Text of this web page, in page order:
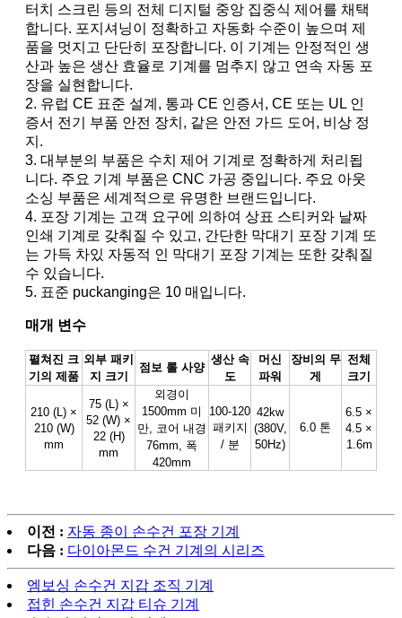
터치 스크린 등의 전체 디지털 중앙 집중식 제어를 채택
합니다. 포지셔닝이 정확하고 자동화 수준이 높으며 제
품을 멋지고 단단히 포장합니다. 이 기계는 안정적인 생
산과 높은 생산 효율로 기계를 멈추지 않고 연속 자동 포
장을 실현합니다.
2. 유럽 CE 표준 설계, 통과 CE 인증서, CE 또는 UL 인
증서 전기 부품 안전 장치, 같은 안전 가드 도어, 비상 정
지.
3. 대부분의 부품은 수치 제어 기계로 정확하게 처리됩
니다. 주요 기계 부품은 CNC 가공 중입니다. 주요 아웃
소싱 부품은 세계적으로 유명한 브랜드입니다.
4. 포장 기계는 고객 요구에 의하여 상표 스티커와 날짜
인쇄 기계로 갖춰질 수 있고, 간단한 막대기 포장 기계 또
는 가득 차있 자동적 인 막대기 포장 기계는 또한 갖춰질
수 있습니다.
5. 표준 puckanging은 10 매입니다.
매개 변수
펼쳐진 크
기의 제품
외부 패키
지 크기
점보 롤 사양
생산 속
도
머신
파워
장비의 무
게
전체
크기
210 (L) ×
210 (W)
mm
75 (L) ×
52 (W) ×
22 (H)
mm
외경이
1500mm 미
만, 코어 내경
76mm, 폭
420mm
100-120
패키지
/ 분
42kw
(380V,
50Hz)
6.0 톤
6.5 ×
4.5 ×
1.6m
이전 : 자동 종이 손수건 포장 기계
다음 : 다이아몬드 수건 기계의 시리즈
엠보싱 손수건 지갑 조직 기계
접힌 손수건 지갑 티슈 기계